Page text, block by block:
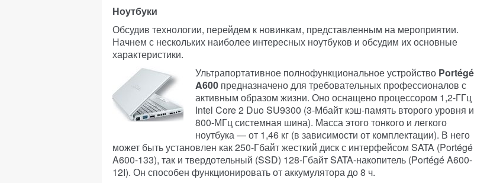
Ноутбуки
Обсудив технологии, перейдем к новинкам, представленным на мероприятии.
Начнем с нескольких наиболее интересных ноутбуков и обсудим их основные
характеристики.
Ультрапортативное полнофункциональное устройство Portégé
A600 предназначено для требовательных профессионалов с
активным образом жизни. Оно оснащено процессором 1,2-ГГц
Intel Core 2 Duo SU9300 (3-Мбайт кэш-память второго уровня и
800-МГц системная шина). Масса этого тонкого и легкого
ноутбука — от 1,46 кг (в зависимости от комплектации). В него
может быть установлен как 250-Гбайт жесткий диск с интерфейсом SATA (Portégé
A600-133), так и твердотельный (SSD) 128-Гбайт SATA-накопитель (Portégé A600-
12I). Он способен функционировать от аккумулятора до 8 ч.